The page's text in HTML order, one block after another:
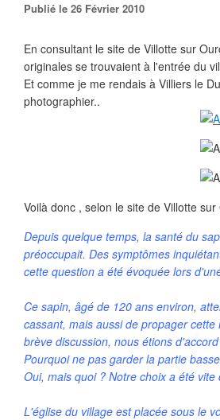
Publié le 26 Février 2010
En consultant le site de Villotte sur
originales se trouvaient à l'entrée du
Et comme je me rendais à Villiers le
photographier..
Voilà donc , selon le site de Villotte
Depuis quelque temps, la santé du
préoccupait. Des symptômes
cette question a été évoquée lors
Ce sapin, âgé de 120 ans environ,
cassant, mais aussi de propager
brève discussion, nous étions
Pourquoi ne pas garder la partie
Oui, mais quoi ? Notre choix a été vite
L'église du village est placée sous le